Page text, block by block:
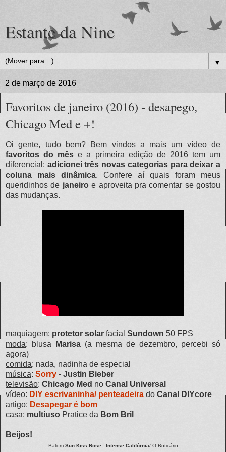
Estante da Nine
▼
2 de março de 2016
Favoritos de janeiro (2016) - desapego,
Chicago Med e +!
Oi gente, tudo bem? Bem vindos a mais um vídeo de
favoritos do mês e a primeira edição de 2016 tem um
diferencial: adicionei três novas categorias para deixar a
coluna mais dinâmica. Confere aí quais foram meus
queridinhos de janeiro e aproveita pra comentar se gostou
das mudanças.
maquiagem: protetor solar facial Sundown 50 FPS
moda: blusa Marisa (a mesma de dezembro, percebi só
agora)
comida: nada, nadinha de especial
música: Sorry - Justin Bieber
televisão: Chicago Med no Canal Universal
vídeo: DIY escrivaninha/ penteadeira do Canal DIYcore
artigo: Desapegar é bom
casa: multiuso Pratice da Bom Bril
Beijos!
Batom Sun Kiss Rose- Intense Califórnia/ O Boticário